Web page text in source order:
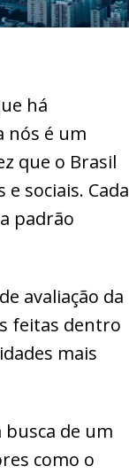
há
nós é um
que o Brasil
sociais. Cada
padrão
avaliação da
feitas dentro
mais
de um
como o